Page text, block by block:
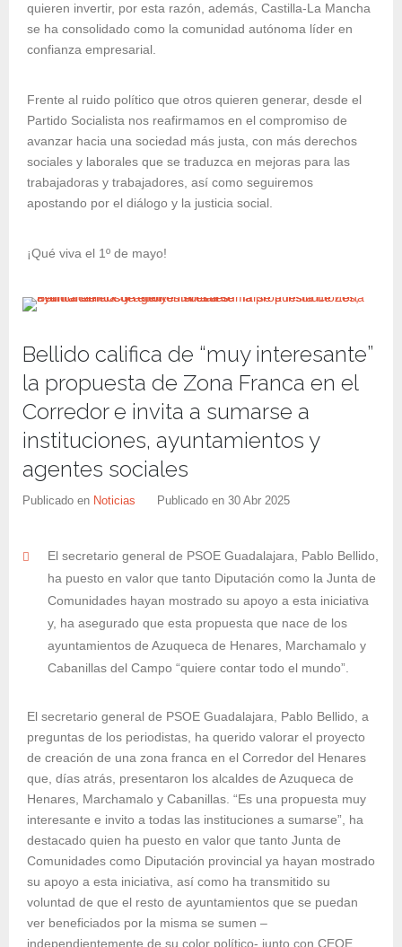
quieren invertir, por esta razón, además, Castilla-La Mancha
se ha consolidado como la comunidad autónoma líder en
confianza empresarial.
Frente al ruido político que otros quieren generar, desde el
Partido Socialista nos reafirmamos en el compromiso de
avanzar hacia una sociedad más justa, con más derechos
sociales y laborales que se traduzca en mejoras para las
trabajadoras y trabajadores, así como seguiremos
apostando por el diálogo y la justicia social.
¡Qué viva el 1º de mayo!
Bellido califica de “muy interesante”
la propuesta de Zona Franca en el
Corredor e invita a sumarse a
instituciones, ayuntamientos y
agentes sociales
Publicado en Noticias Publicado en 30 Abr 2025
El secretario general de PSOE Guadalajara, Pablo Bellido,
ha puesto en valor que tanto Diputación como la Junta de
Comunidades hayan mostrado su apoyo a esta iniciativa
y, ha asegurado que esta propuesta que nace de los
ayuntamientos de Azuqueca de Henares, Marchamalo y
Cabanillas del Campo “quiere contar todo el mundo”.
El secretario general de PSOE Guadalajara, Pablo Bellido, a
preguntas de los periodistas, ha querido valorar el proyecto
de creación de una zona franca en el Corredor del Henares
que, días atrás, presentaron los alcaldes de Azuqueca de
Henares, Marchamalo y Cabanillas. “Es una propuesta muy
interesante e invito a todas las instituciones a sumarse”, ha
destacado quien ha puesto en valor que tanto Junta de
Comunidades como Diputación provincial ya hayan mostrado
su apoyo a esta iniciativa, así como ha transmitido su
voluntad de que el resto de ayuntamientos que se puedan
ver beneficiados por la misma se sumen –
independientemente de su color político- junto con CEOE,